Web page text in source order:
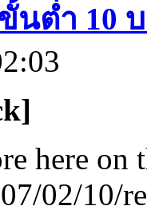
นต่ำ 10
here on
02/10/